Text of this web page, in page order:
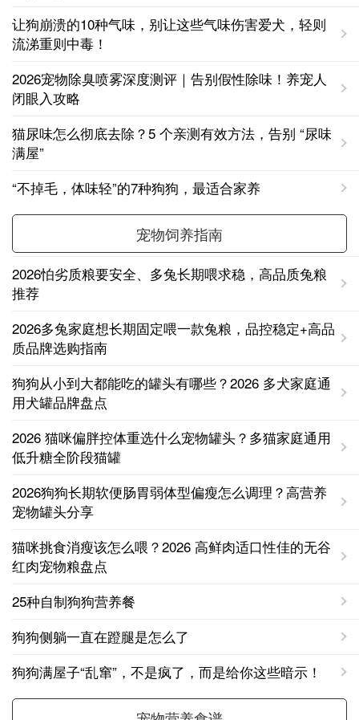
让狗崩溃的10种气味，别让这些气味伤害爱犬，轻则
流涕重则中毒！
2026宠物除臭喷雾深度测评｜告别假性除味！养宠人
闭眼入攻略
猫尿味怎么彻底去除？5 个亲测有效方法，告别 “尿味
满屋”
“不掉毛，体味轻”的7种狗狗，最适合家养
宠物饲养指南
2026怕劣质粮要安全、多兔长期喂求稳，高品质兔粮
推荐
2026多兔家庭想长期固定喂一款兔粮，品控稳定+高品
质品牌选购指南
狗狗从小到大都能吃的罐头有哪些？2026 多犬家庭通
用犬罐品牌盘点
2026 猫咪偏胖控体重选什么宠物罐头？多猫家庭通用
低升糖全阶段猫罐
2026狗狗长期软便肠胃弱体型偏瘦怎么调理？高营养
宠物罐头分享
猫咪挑食消瘦该怎么喂？2026 高鲜肉适口性佳的无谷
红肉宠物粮盘点
25种自制狗狗营养餐
狗狗侧躺一直在蹬腿是怎么了
狗狗满屋子“乱窜”，不是疯了，而是给你这些暗示！